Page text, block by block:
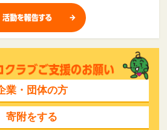
業・団体の方
寄附をする